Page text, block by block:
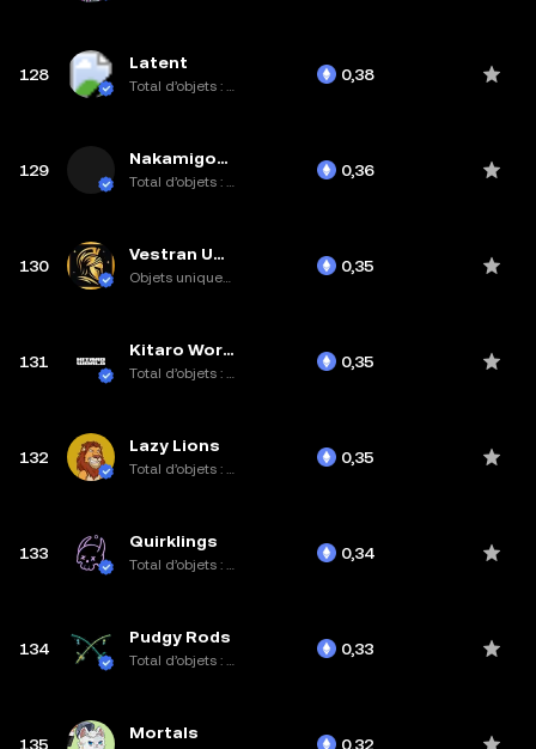
128
Latent
Total d’objets : 80
0,38
129
Nakamigos-CLOAKS
Total d’objets : 20K
0,36
130
Vestran Unity Collection
Objets uniques : 4
0,35
131
Kitaro World
Total d’objets : 7,8K
0,35
132
Lazy Lions
Total d’objets : 10,1K
0,35
133
Quirklings
Total d’objets : 9,7K
0,34
134
Pudgy Rods
Total d’objets : 7,4K
0,33
135
Mortals
0,32